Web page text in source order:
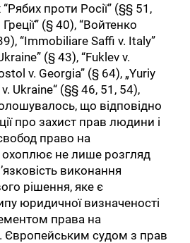
проти Росії” (§§ 51,
(§ 40), “Войтенко
“Immobiliare Saffi v. Italy”
(§ 43), “Fuklev v.
v. Georgia” (§ 64), „Yuriy
Ukraine“ (§§ 46, 51, 54),
що відповідно
про захист прав людини і
право на
не лише розгляд
виконання
рішення, яке є
юридичної визначеності
права на
Європейським судом з прав